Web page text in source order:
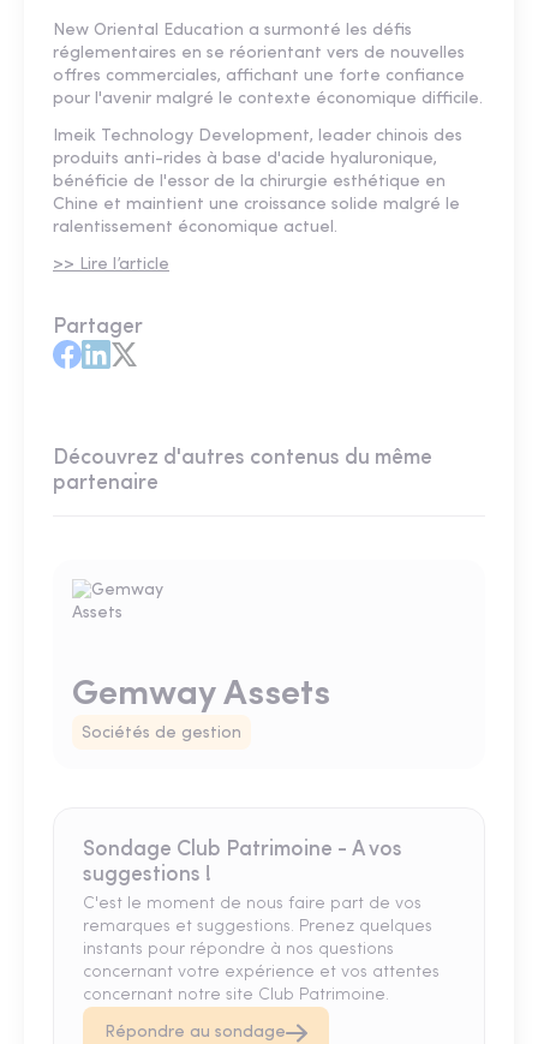
New Oriental Education a surmonté les défis
réglementaires en se réorientant vers de nouvelles
offres commerciales, affichant une forte confiance
pour l'avenir malgré le contexte économique difficile.
Imeik Technology Development, leader chinois des
produits anti-rides à base d'acide hyaluronique,
bénéficie de l'essor de la chirurgie esthétique en
Chine et maintient une croissance solide malgré le
ralentissement économique actuel.
>> Lire l’article
Partager
Découvrez d'autres contenus du même
partenaire
Gemway Assets
Sociétés de gestion
Sondage Club Patrimoine - A vos
suggestions !
C'est le moment de nous faire part de vos
remarques et suggestions. Prenez quelques
instants pour répondre à nos questions
concernant votre expérience et vos attentes
concernant notre site Club Patrimoine.
Répondre au sondage